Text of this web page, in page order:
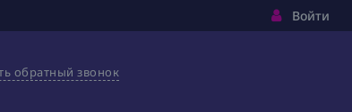
Войти
обратный звонок